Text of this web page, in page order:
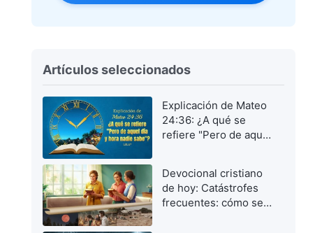
Artículos seleccionados
Explicación de Mateo
24:36: ¿A qué se
refiere "Pero de aquel
Devocional cristiano
de hoy: Catástrofes
frecuentes: cómo ser